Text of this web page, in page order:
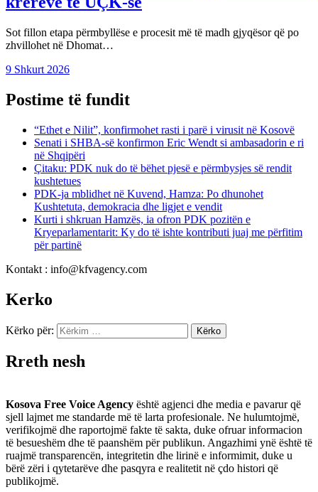
Sot fillon etapa përmbyllëse e procesit më të madh gjyqësor që po
zhvillohet në Dhomat…
9 Shkurt 2026
Postime të fundit
“Ethet e Nilit”, konfirmohet rasti i parë i virusit në Kosovë
Senati i SHBA-së konfirmon Eric Wendt si ambasadorin e ri
në Shqipëri
​Çitaku: PDK nuk do të bëhet pjesë e përmbysjes së rendit
kushtetues
PDK-ja mblidhet në Kuvend, Hamza: Po dhunohet
Kushtetuta, demokracia dhe ligjet e vendit
Kurti i shkruan Hamzës, ia ofron PDK pozitën e
Kryeparlamentarit: Ky do të ishte kontributi juaj me përfitim
për partinë
Kontakt : info@kfvagency.com
Kerko
Kërko për:
Rreth nesh
Kosova Free Voice Agency është agjenci dhe media e pavarur që
sjell lajmet me standarde më të larta profesionale. Ne hulumtojmë,
verifikojmë dhe raportojmë fakte të sakta, duke ofruar informacion
të besueshëm dhe të paanshëm për publikun. Angazhimi ynë është të
ruajmë transparencën, integritetin dhe lirinë e informimit, duke u
bërë zëri i qytetarëve dhe pasqyra e realitetit në çdo histori që
publikojmë.